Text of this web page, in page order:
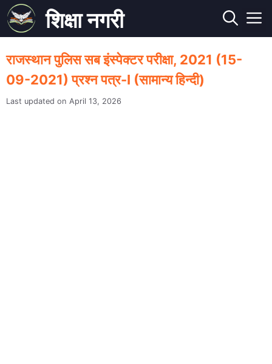
Skip
to
content
शिक्षा नगरी
राजस्थान पुलिस सब इंस्पेक्टर परीक्षा, 2021 (15-
09-2021) प्रश्न पत्र-I (सामान्य हिन्दी)
April 13, 2026